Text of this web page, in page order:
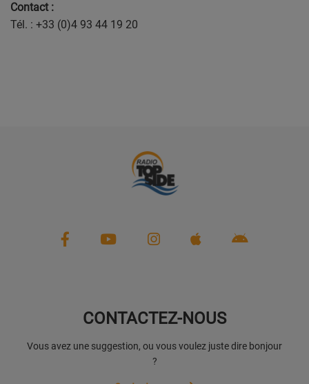
Contact :
Tél. : +33 (0)4 93 44 19 20
CONTACTEZ-NOUS
Vous avez une suggestion, ou vous voulez juste dire bonjour
?